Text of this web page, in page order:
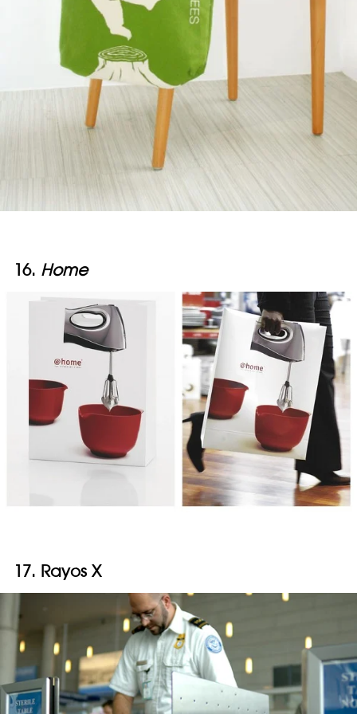
16. Home
17. Rayos X